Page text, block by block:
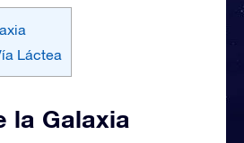
Láctea
la Galaxia